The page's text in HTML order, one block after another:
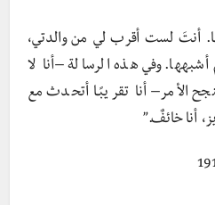
أنتَ لست أقرب لي من والدتي،
وفي هذه الرسالة –أنا لا
الأمر– أنا تقريبًـا أتحدث مع
أنا خائفٌ.”